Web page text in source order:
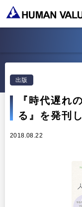
アクセスマップ
ミッション・バリュー
組織変革
エンゲージメント
タレント開発
リーダーシップ
プラクティショナー
STORIES
NEWS
出版
『時代遅れ
る』を発刊
2018.08.22